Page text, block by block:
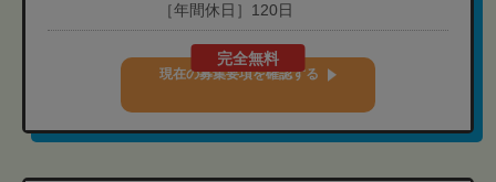
［年間休日］120日
完全無料
現在の募集要項を確認する